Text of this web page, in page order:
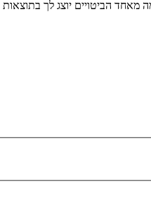
מאחד הביטויים יוצג לך